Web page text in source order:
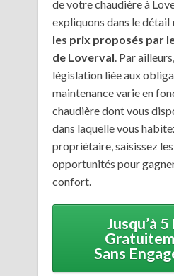
de votre chaudière à
expliquons dans le détail
les prix proposés par
de Loverval. Par
législation liée aux
maintenance varie en
chaudière dont vous
dans laquelle vous
propriétaire, saisissez
opportunités pour
confort.
Jusqu’à
Sans